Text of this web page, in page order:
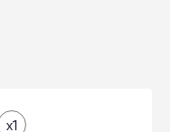
x1